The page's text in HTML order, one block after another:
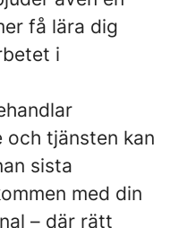
få lära dig
i
och tjänsten kan
sista
med din
– där rätt